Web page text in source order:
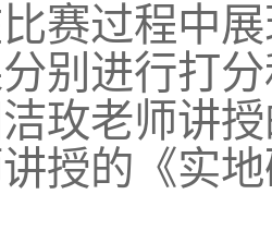
赛过程中
别进行打
玫老师讲
授的《实